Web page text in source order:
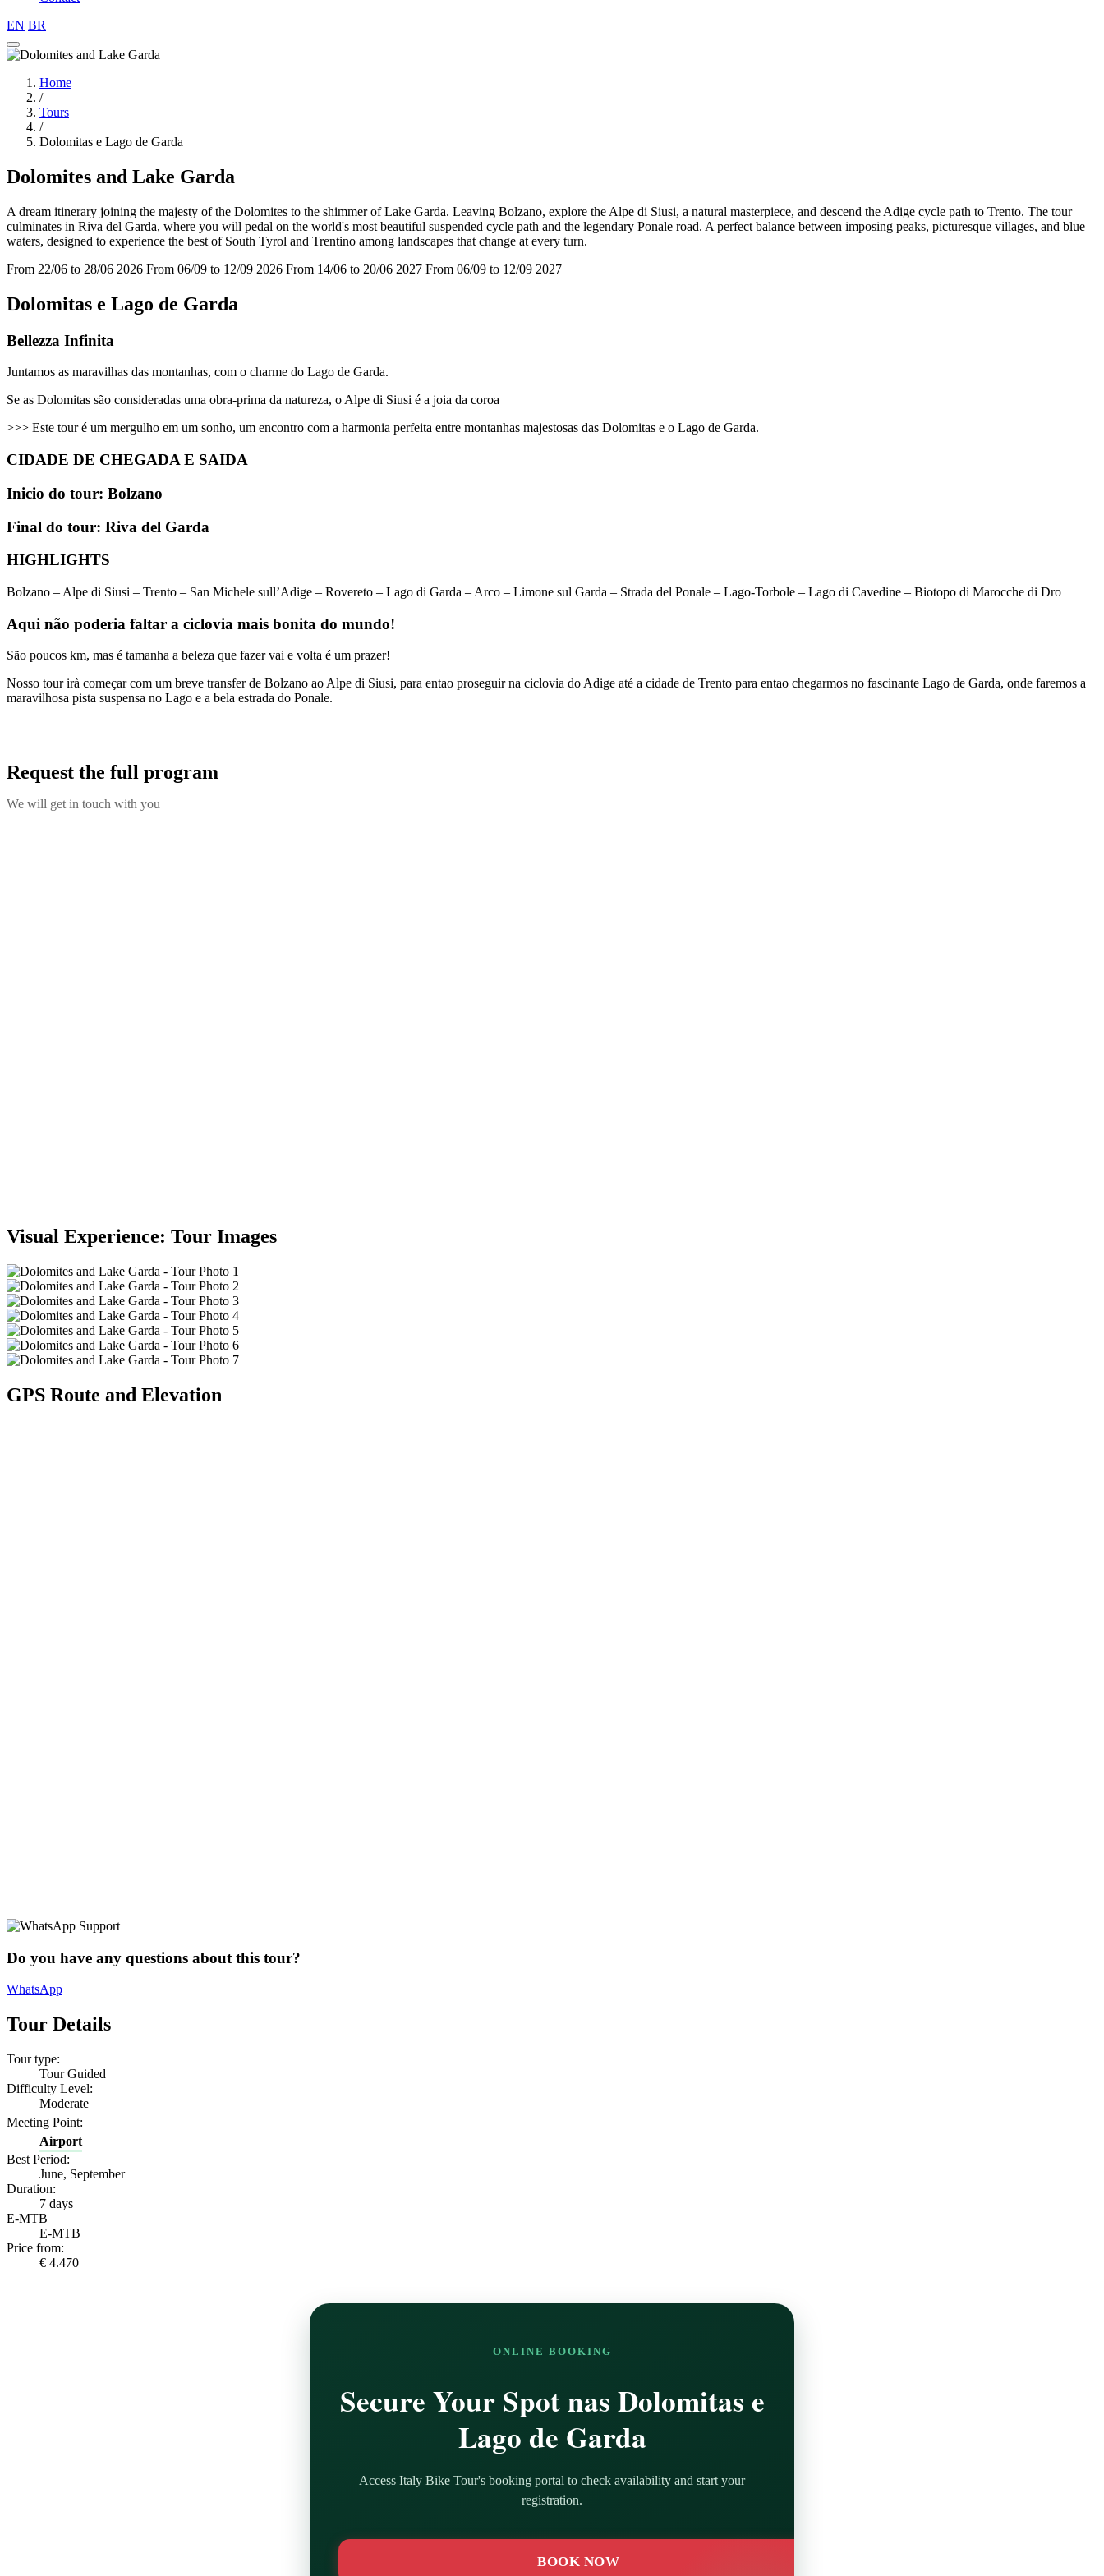
EN BR
Home
/
Tours
/
Dolomitas e Lago de Garda
Dolomites and Lake Garda
A dream itinerary joining the majesty of the Dolomites to the shimmer of Lake Garda. Leaving Bolzano, explore the Alpe di Siusi, a natural masterpiece, and descend the Adige cycle path to Trento. The tour
culminates in Riva del Garda, where you will pedal on the world's most beautiful suspended cycle path and the legendary Ponale road. A perfect balance between imposing peaks, picturesque villages, and blue
waters, designed to experience the best of South Tyrol and Trentino among landscapes that change at every turn.
From 22/06 to 28/06 2026 From 06/09 to 12/09 2026 From 14/06 to 20/06 2027 From 06/09 to 12/09 2027
Dolomitas e Lago de Garda
Bellezza Infinita
Juntamos as maravilhas das montanhas, com o charme do Lago de Garda.
Se as Dolomitas são consideradas uma obra-prima da natureza, o Alpe di Siusi é a joia da coroa
>>> Este tour é um mergulho em um sonho, um encontro com a harmonia perfeita entre montanhas majestosas das Dolomitas e o Lago de Garda.
CIDADE DE CHEGADA E SAIDA
Inicio do tour: Bolzano
Final do tour: Riva del Garda
HIGHLIGHTS
Bolzano – Alpe di Siusi – Trento – San Michele sull’Adige – Rovereto – Lago di Garda – Arco – Limone sul Garda – Strada del Ponale – Lago-Torbole – Lago di Cavedine – Biotopo di Marocche di Dro
Aqui não poderia faltar a ciclovia mais bonita do mundo!
São poucos km, mas é tamanha a beleza que fazer vai e volta é um prazer!
Nosso tour irà começar com um breve transfer de Bolzano ao Alpe di Siusi, para entao proseguir na ciclovia do Adige até a cidade de Trento para entao chegarmos no fascinante Lago de Garda, onde faremos a
maravilhosa pista suspensa no Lago e a bela estrada do Ponale.
Request the full program
We will get in touch with you
Visual Experience: Tour Images
GPS Route and Elevation
Do you have any questions about this tour?
WhatsApp
Tour Details
Tour type:
Tour Guided
Difficulty Level:
Moderate
Meeting Point:
Airport
Best Period:
June, September
Duration:
7 days
E-MTB
E-MTB
Price from:
€ 4.470
ONLINE BOOKING
Secure Your Spot nas Dolomitas e
Lago de Garda
Access Italy Bike Tour's booking portal to check availability and start your
registration.
BOOK NOW